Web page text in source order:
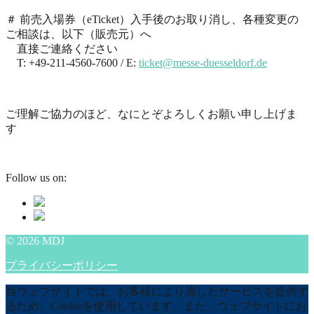
＃ 前売入場券（eTicket）入手後のお取り消し、各種変更の
ご相談は、以下（販売元）へ
直接ご連絡ください
T: +49-211-4560-7600 / E: ticket@messe-duesseldorf.de
ご理解ご協力のほど、なにとぞよろしくお願い申し上げま
す
Follow us on:
© 2026 MDJ
プライバシーポリシー
当ウェブサイトでは、お客様により適したサービスを提供す
るため、Cookieを使用しています。また、ウェブサイトにお